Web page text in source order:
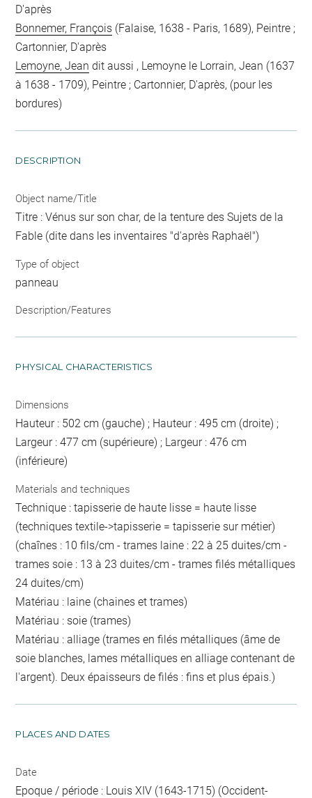
D'après
Bonnemer, François (Falaise, 1638 - Paris, 1689), Peintre ;
Cartonnier, D'après
Lemoyne, Jean dit aussi , Lemoyne le Lorrain, Jean (1637
à 1638 - 1709), Peintre ; Cartonnier, D'après, (pour les
bordures)
DESCRIPTION
Object name/Title
Titre : Vénus sur son char, de la tenture des Sujets de la
Fable (dite dans les inventaires "d'après Raphaël")
Type of object
panneau
Description/Features
PHYSICAL CHARACTERISTICS
Dimensions
Hauteur : 502 cm (gauche) ; Hauteur : 495 cm (droite) ;
Largeur : 477 cm (supérieure) ; Largeur : 476 cm
(inférieure)
Materials and techniques
Technique : tapisserie de haute lisse = haute lisse
(techniques textile->tapisserie = tapisserie sur métier)
(chaînes : 10 fils/cm - trames laine : 22 à 25 duites/cm -
trames soie : 13 à 23 duites/cm - trames filés métalliques
24 duites/cm)
Matériau : laine (chaines et trames)
Matériau : soie (trames)
Matériau : alliage (trames en filés métalliques (âme de
soie blanches, lames métalliques en alliage contenant de
l'argent). Deux épaisseurs de filés : fins et plus épais.)
PLACES AND DATES
Date
Epoque / période : Louis XIV (1643-1715) (Occident-